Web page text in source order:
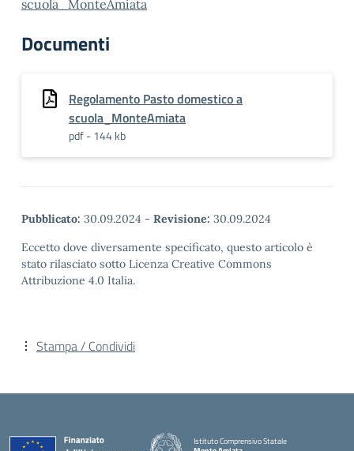
scuola_MonteAmiata
Documenti
Regolamento Pasto domestico a
scuola_MonteAmiata
pdf - 144 kb
Pubblicato: 30.09.2024 - Revisione: 30.09.2024
Eccetto dove diversamente specificato, questo articolo è
stato rilasciato sotto Licenza Creative Commons
Attribuzione 4.0 Italia.
Stampa / Condividi
Istituto Comprensivo Statale